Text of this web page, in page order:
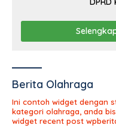
2026
Berita Olahraga
Ini contoh widget dengan
kategori olahraga, anda
widget recent post